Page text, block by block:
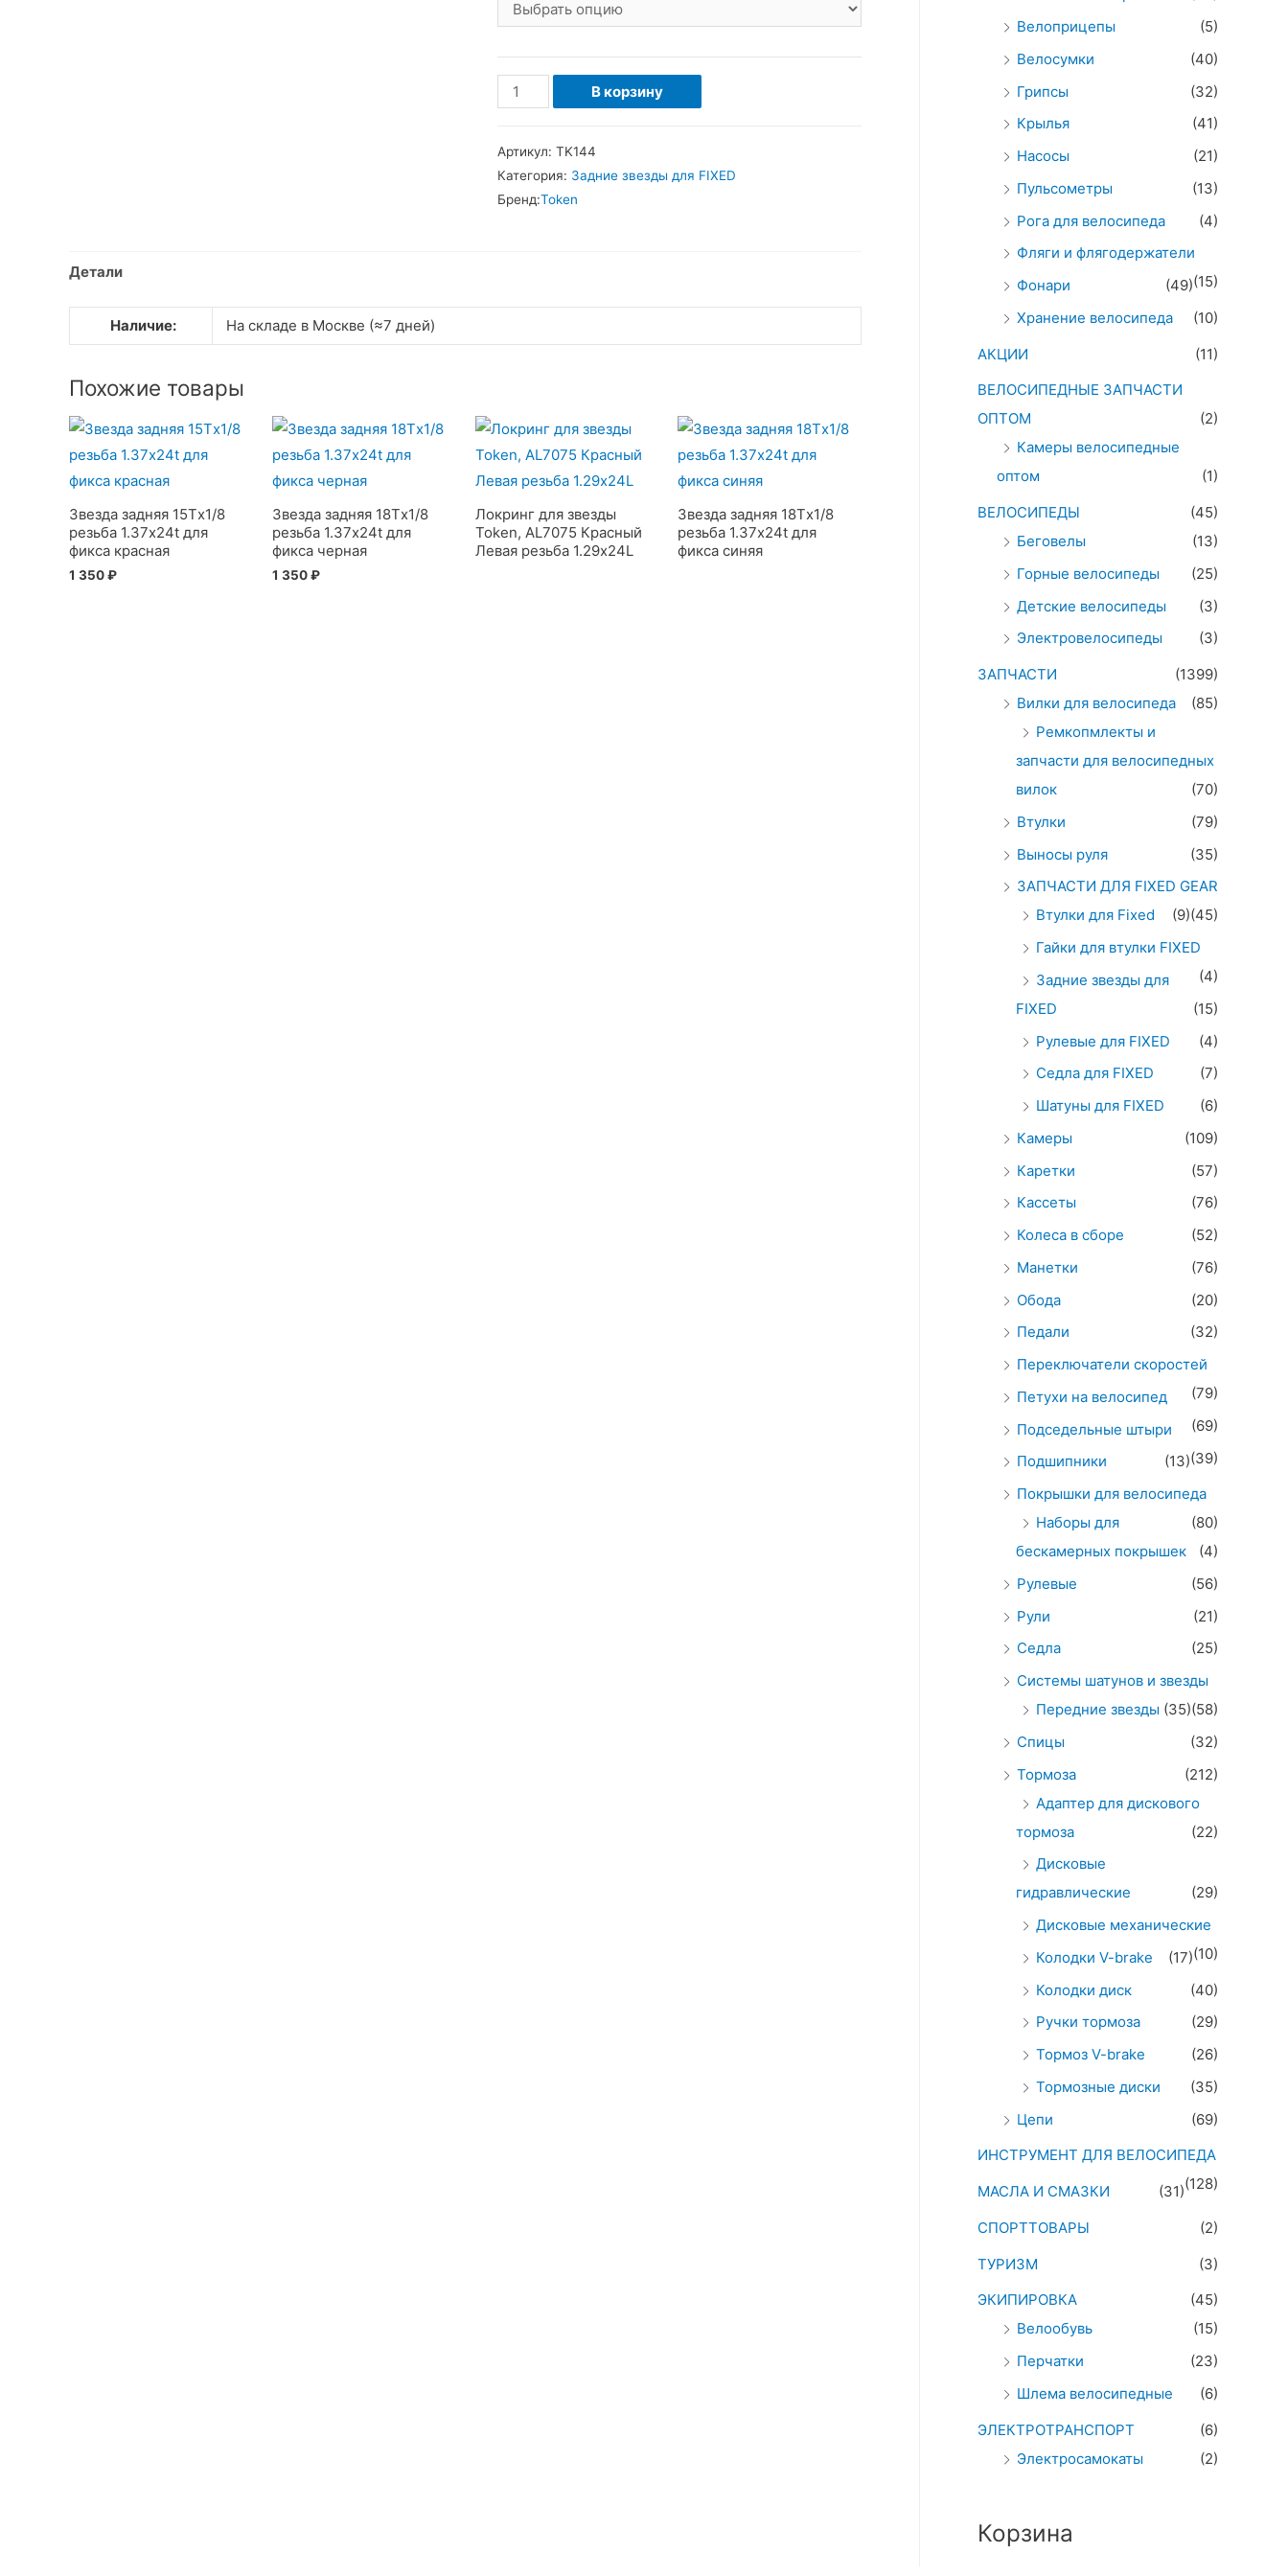
Количество
товара
задняя
14Тx1/8
В корзину
Артикул: TK144
Категория: Задние звезды для FIXED
Бренд:Token
Детали
Наличие: На складе в Москве (≈7 дней)
Похожие товары
Звезда задняя 15Тx1/8
резьба 1.37х24t для
фикса красная
1 350₽
Звезда задняя 18Тx1/8
резьба 1.37х24t для
фикса черная
1 350₽
Локринг для звезды
Token, AL7075 Красный
Левая резьба 1.29x24L
Звезда задняя 18Тx1/8
резьба 1.37х24t для
фикса синяя
Велоприцепы
(5)
Велосумки
(40)
Грипсы
(32)
Крылья
(41)
Насосы
(21)
Пульсометры
(13)
Рога для велосипеда
(4)
Фляги и флягодержатели
(15)
Фонари
(49)
Хранение велосипеда
(10)
АКЦИИ
(11)
ВЕЛОСИПЕДНЫЕ ЗАПЧАСТИ
ОПТОМ
(2)
Камеры велосипедные
оптом
(1)
ВЕЛОСИПЕДЫ
(45)
Беговелы
(13)
Горные велосипеды
(25)
Детские велосипеды
(3)
Электровелосипеды
(3)
ЗАПЧАСТИ
(1399)
Вилки для велосипеда
(85)
Ремкопмлекты и
запчасти для велосипедных
вилок
(70)
Втулки
(79)
Выносы руля
(35)
ЗАПЧАСТИ ДЛЯ FIXED GEAR
(45)
Втулки для Fixed
(9)
Гайки для втулки FIXED
(4)
Задние звезды для
FIXED
(15)
Рулевые для FIXED
(4)
Седла для FIXED
(7)
Шатуны для FIXED
(6)
Камеры
(109)
Каретки
(57)
Кассеты
(76)
Колеса в сборе
(52)
Манетки
(76)
Обода
(20)
Педали
(32)
Переключатели скоростей
(79)
Петухи на велосипед
(69)
Подседельные штыри
(39)
Подшипники
(13)
Покрышки для велосипеда
(80)
Наборы для
бескамерных покрышек
(4)
Рулевые
(56)
Рули
(21)
Седла
(25)
Системы шатунов и звезды
(58)
Передние звезды (35)
Спицы
(32)
Тормоза
(212)
Адаптер для дискового
тормоза
(22)
Дисковые
гидравлические
(29)
Дисковые механические
(10)
Колодки V-brake
(17)
Колодки диск
(40)
Ручки тормоза
(29)
Тормоз V-brake
(26)
Тормозные диски
(35)
Цепи
(69)
ИНСТРУМЕНТ ДЛЯ ВЕЛОСИПЕДА
(128)
МАСЛА И СМАЗКИ
(31)
СПОРТТОВАРЫ
(2)
ТУРИЗМ
(3)
ЭКИПИРОВКА
(45)
Велообувь
(15)
Перчатки
(23)
Шлема велосипедные
(6)
ЭЛЕКТРОТРАНСПОРТ
(6)
Электросамокаты
(2)
Корзина